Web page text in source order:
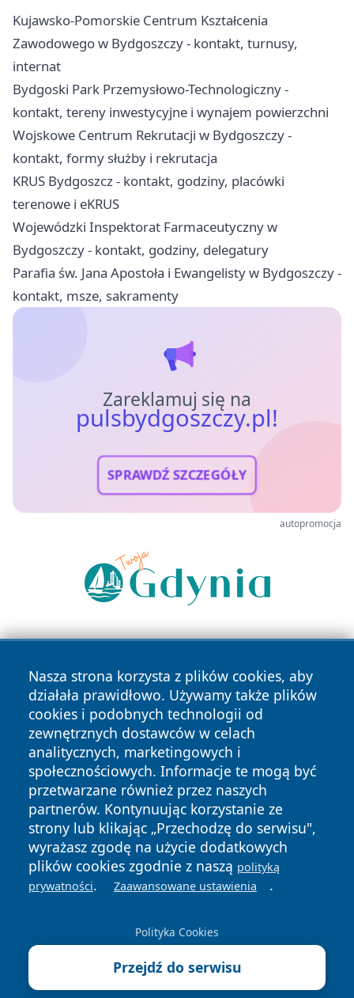
Kujawsko-Pomorskie Centrum Kształcenia
Zawodowego w Bydgoszczy - kontakt, turnusy,
internat
Bydgoski Park Przemysłowo-Technologiczny -
kontakt, tereny inwestycyjne i wynajem powierzchni
Wojskowe Centrum Rekrutacji w Bydgoszczy -
kontakt, formy służby i rekrutacja
KRUS Bydgoszcz - kontakt, godziny, placówki
terenowe i eKRUS
Wojewódzki Inspektorat Farmaceutyczny w
Bydgoszczy - kontakt, godziny, delegatury
Parafia św. Jana Apostoła i Ewangelisty w Bydgoszczy -
kontakt, msze, sakramenty
Zareklamuj się na
pulsbydgoszczy.pl!
SPRAWDŹ SZCZEGÓŁY
autopromocja
Nasza strona korzysta z plików cookies, aby
działała prawidłowo. Używamy także plików
cookies i podobnych technologii od
zewnętrznych dostawców w celach
analitycznych, marketingowych i
społecznościowych. Informacje te mogą być
przetwarzane również przez naszych
partnerów. Kontynuując korzystanie ze
strony lub klikając „Przechodzę do serwisu",
wyrażasz zgodę na użycie dodatkowych
plików cookies zgodnie z naszą polityką
prywatności. Zaawansowane ustawienia .
Polityka Cookies
Przejdź do serwisu
Copyright © 2026 pulsbydgoszczy.pl Wszystkie prawa
zastrzeżone.
News Autorzy
Polityka
Prywatności
Polityka
Cookies